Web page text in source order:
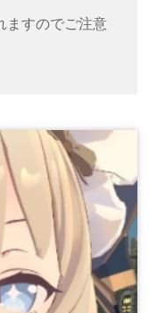
ますのでご注意